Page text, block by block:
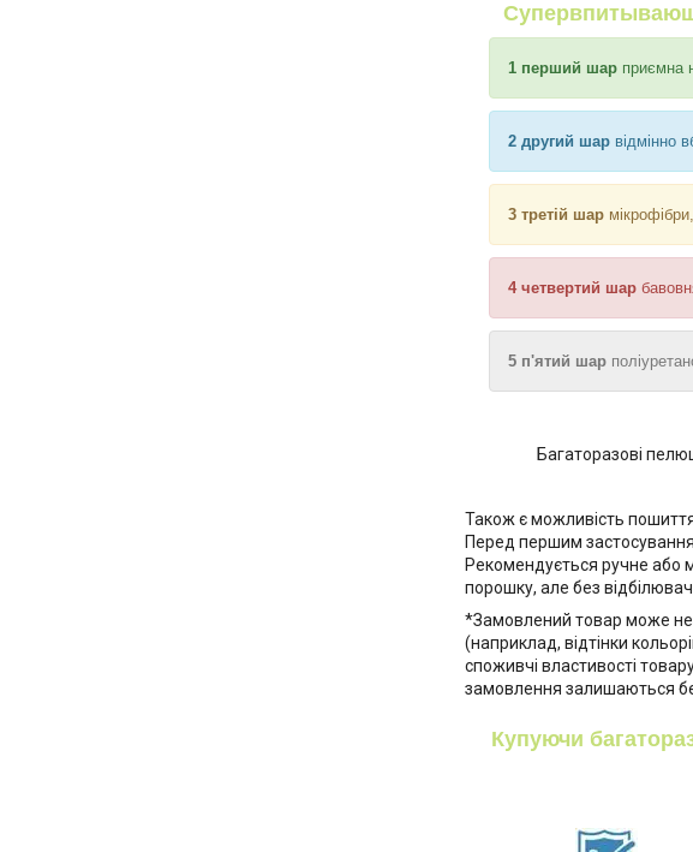
1 перший шар приємна
2 другий шар відмінно
3 третій шар
4 четвертий шар
5 п'ятий шар
Багаторазові
Також є можливість
Перед першим
Рекомендується ручне або
порошку, але без
*Замовлений товар може
(наприклад, відтінки
споживчі властивості
замовлення залишаються
Купуючи